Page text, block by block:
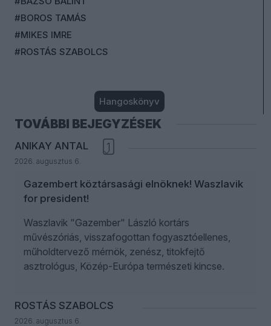
#BOROS TAMÁS
#MIKES IMRE
#ROSTÁS SZABOLCS
Hangoskönyv
TOVÁBBI BEJEGYZÉSEK
ANIKAY ANTAL
2026. augusztus 6.
1
Gazembert köztársasági elnöknek! Waszlavik
for president!
Waszlavik "Gazember" László kortárs
művészóriás, visszafogottan fogyasztóellenes,
műholdtervező mérnök, zenész, titokfejtő
asztrológus, Közép-Európa természeti kincse.
ROSTÁS SZABOLCS
2026. augusztus 6.